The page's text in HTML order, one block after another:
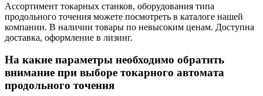
Ассортимент токарных станков, оборудования типа
продольного точения можете посмотреть в каталоге нашей
компании. В наличии товары по невысоким ценам. Доступна
доставка, оформление в лизинг.
На какие параметры необходимо обратить
внимание при выборе токарного автомата
продольного точения